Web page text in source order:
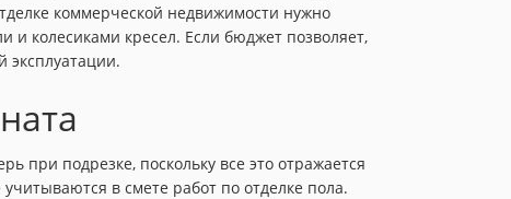
коммерческой недвижимости нужно
и колесиками кресел. Если бюджет позволяет,
эксплуатации.
при подрезке, поскольку все это отражается
в смете работ по отделке пола.